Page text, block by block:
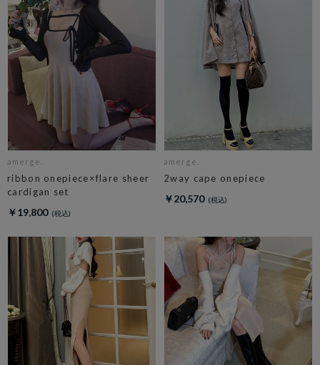
amerge.
ribbon onepiece×flare sheer
cardigan set
￥19,800
amerge.
2way cape onepiece
￥20,570